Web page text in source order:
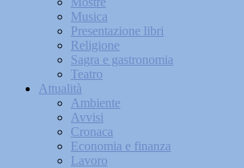
Musica
Presentazione libri
Religione
Sagra e gastronomia
Teatro
Attualità
Ambiente
Avvisi
Cronaca
Economia e finanza
Lavoro